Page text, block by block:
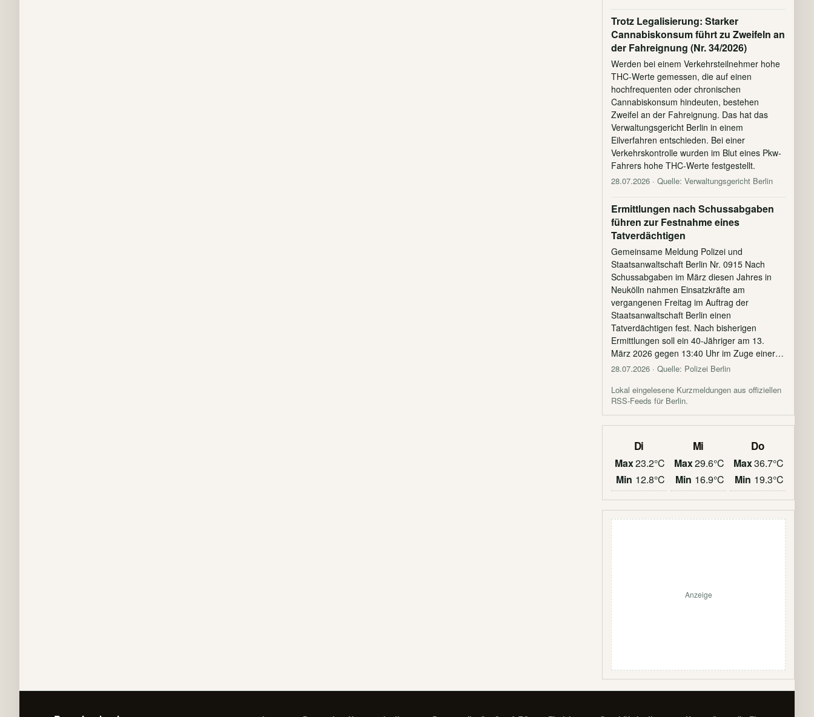
Trotz Legalisierung: Starker
Cannabiskonsum führt zu Zweifeln an
der Fahreignung (Nr. 34/2026)
Werden bei einem Verkehrsteilnehmer hohe
THC-Werte gemessen, die auf einen
hochfrequenten oder chronischen
Cannabiskonsum hindeuten, bestehen
Zweifel an der Fahreignung. Das hat das
Verwaltungsgericht Berlin in einem
Eilverfahren entschieden. Bei einer
Verkehrskontrolle wurden im Blut eines Pkw-
Fahrers hohe THC-Werte festgestellt.
28.07.2026 · Quelle: Verwaltungsgericht Berlin
Ermittlungen nach Schussabgaben
führen zur Festnahme eines
Tatverdächtigen
Gemeinsame Meldung Polizei und
Staatsanwaltschaft Berlin Nr. 0915 Nach
Schussabgaben im März diesen Jahres in
Neukölln nahmen Einsatzkräfte am
vergangenen Freitag im Auftrag der
Staatsanwaltschaft Berlin einen
Tatverdächtigen fest. Nach bisherigen
Ermittlungen soll ein 40-Jähriger am 13.
März 2026 gegen 13:40 Uhr im Zuge einer…
28.07.2026 · Quelle: Polizei Berlin
Lokal eingelesene Kurzmeldungen aus offiziellen
RSS-Feeds für Berlin.
Di
Max23.2°C
Min 12.8°C
Mi
Max29.6°C
Min 16.9°C
Do
Max36.7°C
Min 19.3°C
Anzeige